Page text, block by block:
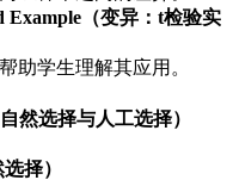
Example（变异：t检验实
助学生理解其应用。
然选择与人工选择）
择）